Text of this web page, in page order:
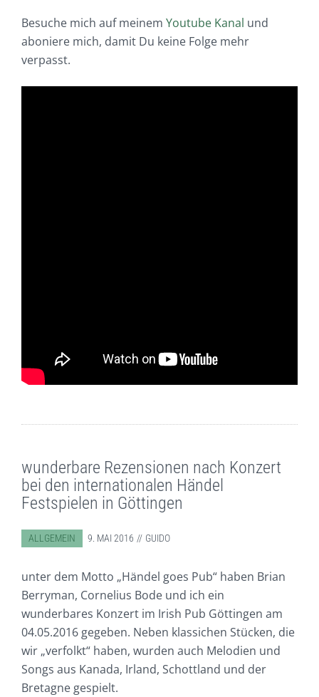
Besuche mich auf meinem Youtube Kanal und
aboniere mich, damit Du keine Folge mehr
verpasst.
wunderbare Rezensionen nach Konzert
bei den internationalen Händel
Festspielen in Göttingen
ABGELEGT IN:
ALLGEMEIN 9. MAI 2016 GUIDO
unter dem Motto „Händel goes Pub“ haben Brian
Berryman, Cornelius Bode und ich ein
wunderbares Konzert im Irish Pub Göttingen am
04.05.2016 gegeben. Neben klassichen Stücken, die
wir „verfolkt“ haben, wurden auch Melodien und
Songs aus Kanada, Irland, Schottland und der
Bretagne gespielt.